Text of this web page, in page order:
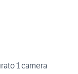
1 camera